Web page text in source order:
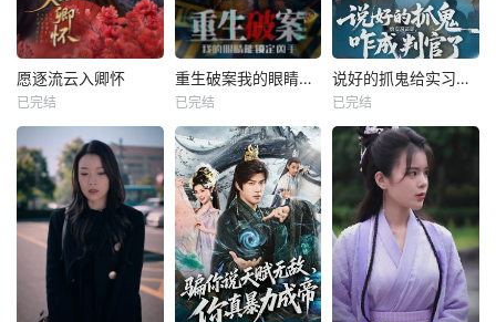
愿逐流云入卿怀
已完结
重生破案我的眼睛能锁定凶手
已完结
说好的抓鬼给实习证明，咋成判官了
已完结